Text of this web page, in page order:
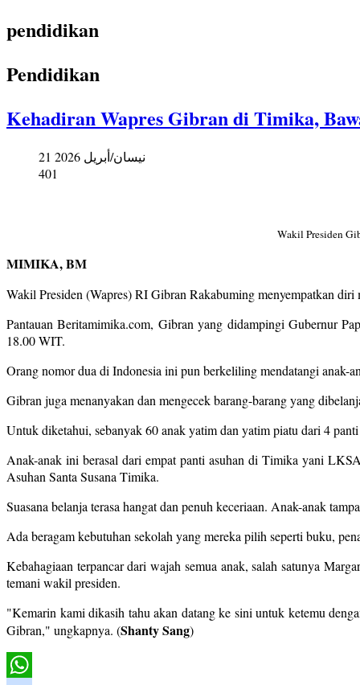
pendidikan
Pendidikan
Kehadiran Wapres Gibran di Timika,
21 نيسان/أبريل 2026
401
Wakil Presiden
MIMIKA, BM
Wakil Presiden (Wapres) RI Gibran Rakabuming menyempatkan
Pantauan Beritamimika.com, Gibran yang didampingi Gubernur
18.00 WIT.
Orang nomor dua di Indonesia ini pun berkeliling mendatangi anak-
Gibran juga menanyakan dan mengecek barang-barang yang
Untuk diketahui, sebanyak 60 anak yatim dan yatim piatu dari 4
Anak-anak ini berasal dari empat panti asuhan di Timika yani
Asuhan Santa Susana Timika.
Suasana belanja terasa hangat dan penuh keceriaan. Anak-anak
Ada beragam kebutuhan sekolah yang mereka pilih seperti buku,
Kebahagiaan terpancar dari wajah semua anak, salah satunya
temani wakil presiden.
"Kemarin kami dikasih tahu akan datang ke sini untuk ketemu
Gibran," ungkapnya. (Shanty Sang)